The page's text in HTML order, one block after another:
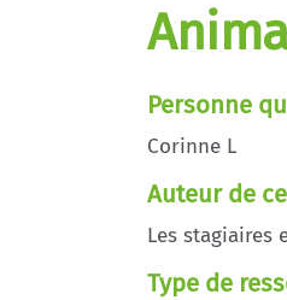
Personne
Corinne L
Auteur de
Les stagiaires
Type de